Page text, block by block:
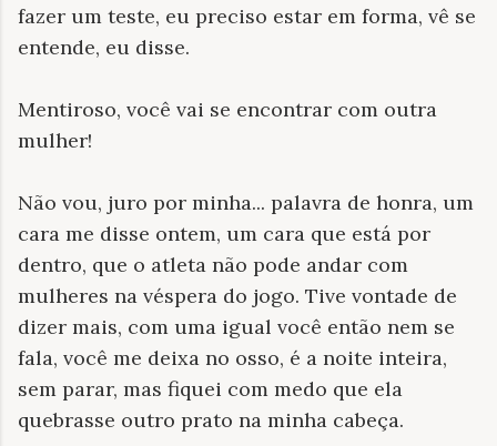
fazer um teste, eu preciso estar em forma, vê se
entende, eu disse.
Mentiroso, você vai se encontrar com outra
mulher!
Não vou, juro por minha... palavra de honra, um
cara me disse ontem, um cara que está por
dentro, que o atleta não pode andar com
mulheres na véspera do jogo. Tive vontade de
dizer mais, com uma igual você então nem se
fala, você me deixa no osso, é a noite inteira,
sem parar, mas fiquei com medo que ela
quebrasse outro prato na minha cabeça.